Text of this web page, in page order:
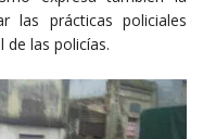
las prácticas policiales
las policías.